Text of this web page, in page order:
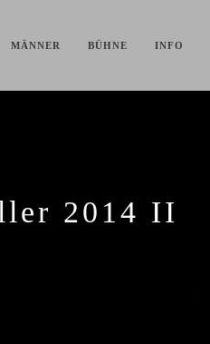
MÄNNER BÜHNE INFO
2014 II